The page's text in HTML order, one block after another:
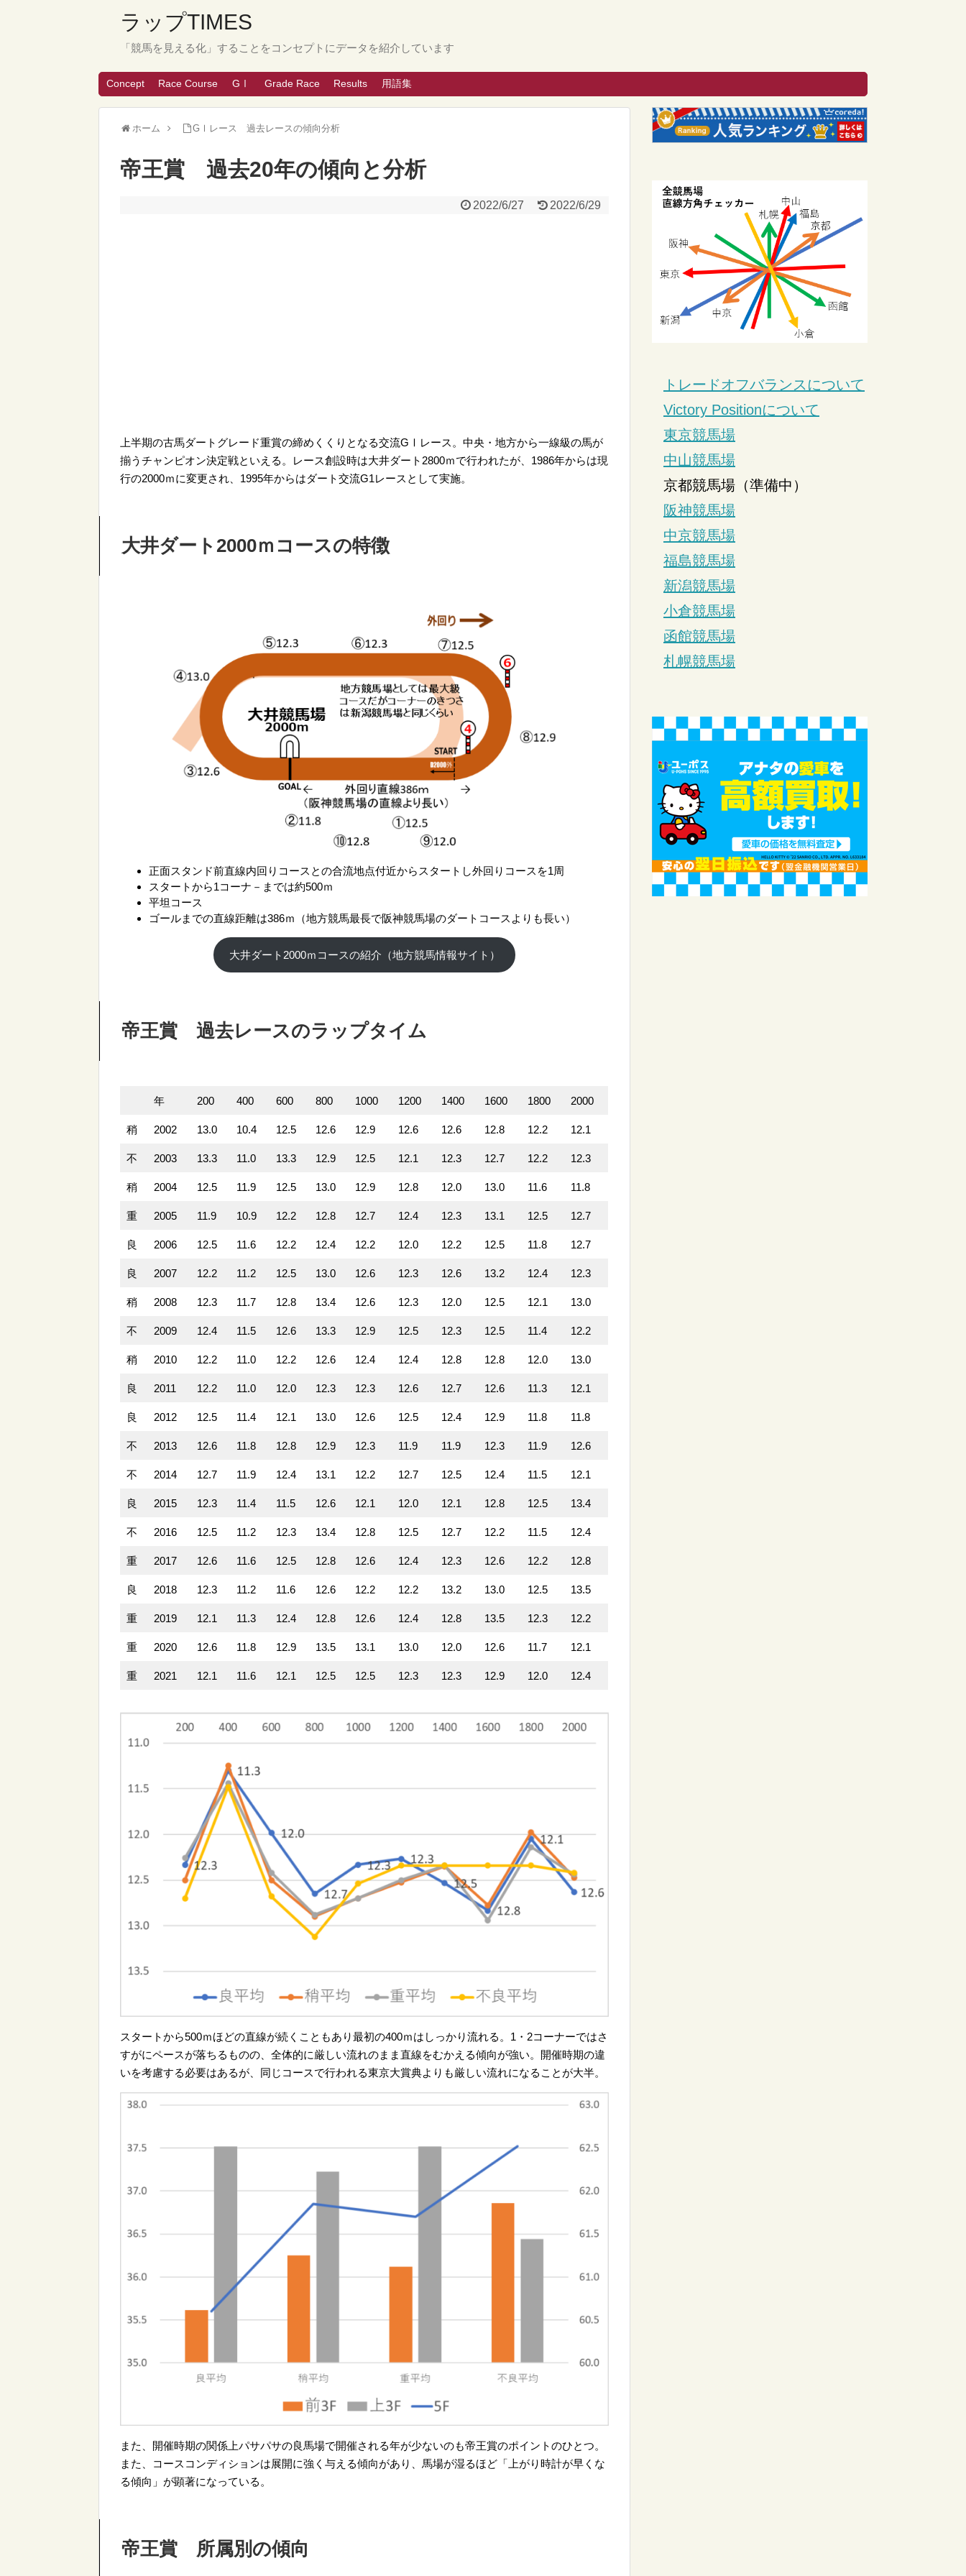
ラップTIMES
「競馬を見える化」することをコンセプトにデータを紹介しています
Concept Race Course GⅠ Grade Race Results 用語集
ホーム GⅠレース 過去レースの傾向分析
帝王賞 過去20年の傾向と分析
2022/6/27 2022/6/29
上半期の古馬ダートグレード重賞の締めくくりとなる交流GⅠレース。中央・地方から一線級の馬が
揃うチャンピオン決定戦といえる。レース創設時は大井ダート2800ｍで行われたが、1986年からは現
行の2000ｍに変更され、1995年からはダート交流G1レースとして実施。
大井ダート2000ｍコースの特徴
正面スタンド前直線内回りコースとの合流地点付近からスタートし外回りコースを1周
スタートから1コーナ－までは約500ｍ
平坦コース
ゴールまでの直線距離は386ｍ（地方競馬最長で阪神競馬場のダートコースよりも長い）
大井ダート2000ｍコースの紹介（地方競馬情報サイト）
帝王賞 過去レースのラップタイム
年 200 400 600 800 1000 1200 1400 1600 1800 2000
稍 2002 13.0 10.4 12.5 12.6 12.9 12.6 12.6 12.8 12.2 12.1
不 2003 13.3 11.0 13.3 12.9 12.5 12.1 12.3 12.7 12.2 12.3
稍 2004 12.5 11.9 12.5 13.0 12.9 12.8 12.0 13.0 11.6 11.8
重 2005 11.9 10.9 12.2 12.8 12.7 12.4 12.3 13.1 12.5 12.7
良 2006 12.5 11.6 12.2 12.4 12.2 12.0 12.2 12.5 11.8 12.7
良 2007 12.2 11.2 12.5 13.0 12.6 12.3 12.6 13.2 12.4 12.3
稍 2008 12.3 11.7 12.8 13.4 12.6 12.3 12.0 12.5 12.1 13.0
不 2009 12.4 11.5 12.6 13.3 12.9 12.5 12.3 12.5 11.4 12.2
稍 2010 12.2 11.0 12.2 12.6 12.4 12.4 12.8 12.8 12.0 13.0
良 2011 12.2 11.0 12.0 12.3 12.3 12.6 12.7 12.6 11.3 12.1
良 2012 12.5 11.4 12.1 13.0 12.6 12.5 12.4 12.9 11.8 11.8
不 2013 12.6 11.8 12.8 12.9 12.3 11.9 11.9 12.3 11.9 12.6
不 2014 12.7 11.9 12.4 13.1 12.2 12.7 12.5 12.4 11.5 12.1
良 2015 12.3 11.4 11.5 12.6 12.1 12.0 12.1 12.8 12.5 13.4
不 2016 12.5 11.2 12.3 13.4 12.8 12.5 12.7 12.2 11.5 12.4
重 2017 12.6 11.6 12.5 12.8 12.6 12.4 12.3 12.6 12.2 12.8
良 2018 12.3 11.2 11.6 12.6 12.2 12.2 13.2 13.0 12.5 13.5
重 2019 12.1 11.3 12.4 12.8 12.6 12.4 12.8 13.5 12.3 12.2
重 2020 12.6 11.8 12.9 13.5 13.1 13.0 12.0 12.6 11.7 12.1
重 2021 12.1 11.6 12.1 12.5 12.5 12.3 12.3 12.9 12.0 12.4
スタートから500ｍほどの直線が続くこともあり最初の400ｍはしっかり流れる。1・2コーナーではさ
すがにペースが落ちるものの、全体的に厳しい流れのまま直線をむかえる傾向が強い。開催時期の違
いを考慮する必要はあるが、同じコースで行われる東京大賞典よりも厳しい流れになることが大半。
また、開催時期の関係上パサパサの良馬場で開催される年が少ないのも帝王賞のポイントのひとつ。
また、コースコンディションは展開に強く与える傾向があり、馬場が湿るほど「上がり時計が早くな
る傾向」が顕著になっている。
帝王賞 所属別の傾向
トレードオフバランスについて
Victory Positionについて
東京競馬場
中山競馬場
京都競馬場（準備中）
阪神競馬場
中京競馬場
福島競馬場
新潟競馬場
小倉競馬場
函館競馬場
札幌競馬場